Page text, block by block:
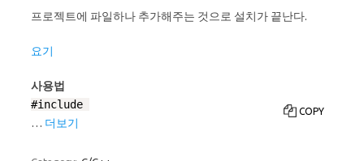
프로젝트에 파일하나 추가해주는 것으로 설치가 끝난다.
요기
사용법
#include
COPY
… 더보기